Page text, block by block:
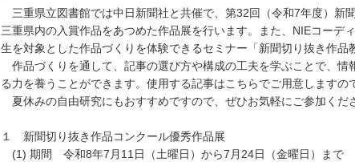
三重県立図書館では中日新聞社と共催で、第32回（令和7年度）新
三重県内の入賞作品をあつめた作品展を行います。また、NIEコーデ
生を対象とした作品づくりを体験できるセミナー「新聞切り抜き作品
作品づくりを通して、記事の選び方や構成の工夫を学ぶことで、情
る力を養うことができます。使用する記事はこちらでご用意しますの
夏休みの自由研究にもおすすめですので、ぜひお気軽にご参加くだ
１ 新聞切り抜き作品コンクール優秀作品展
(1) 期間 令和8年7月11日（土曜日）から7月24日（金曜日）まで